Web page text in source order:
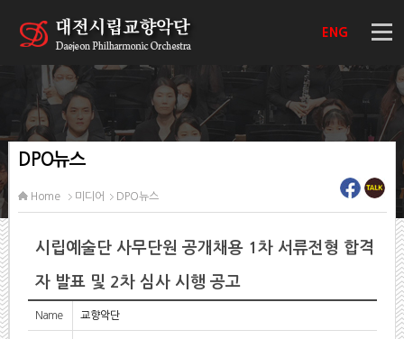
ENG
DPO뉴스
Home 미디어 DPO뉴스
시립예술단 사무단원 공개채용 1차 서류전형 합격
자 발표 및 2차 심사 시행 공고
Name 교향악단